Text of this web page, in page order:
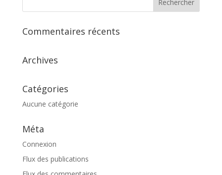
Commentaires récents
Archives
Catégories
Aucune catégorie
Méta
Connexion
Flux des publications